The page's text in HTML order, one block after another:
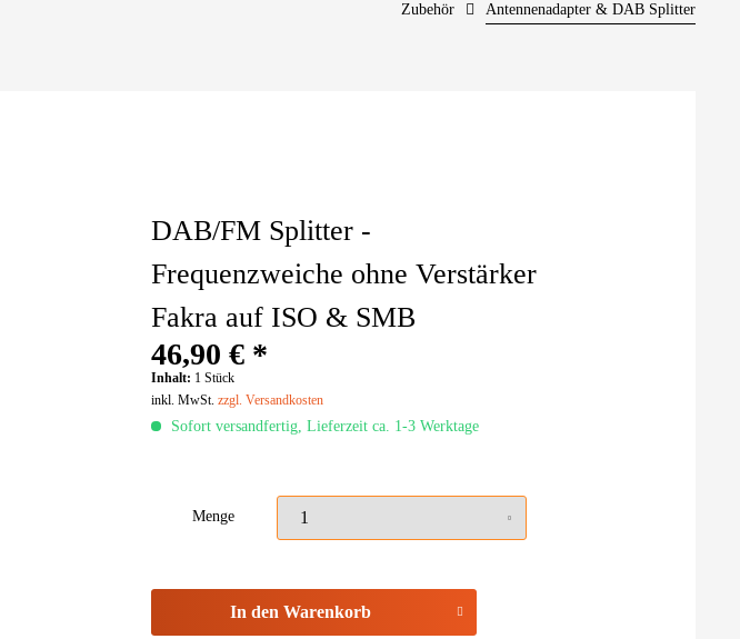
Zubehör Antennenadapter & DAB Splitter
DAB/FM Splitter -
Frequenzweiche ohne Verstärker
Fakra auf ISO & SMB
46,90 € *
Inhalt: 1 Stück
inkl. MwSt.zzgl. Versandkosten
Sofort versandfertig, Lieferzeit ca. 1-3 Werktage
Menge
In den Warenkorb